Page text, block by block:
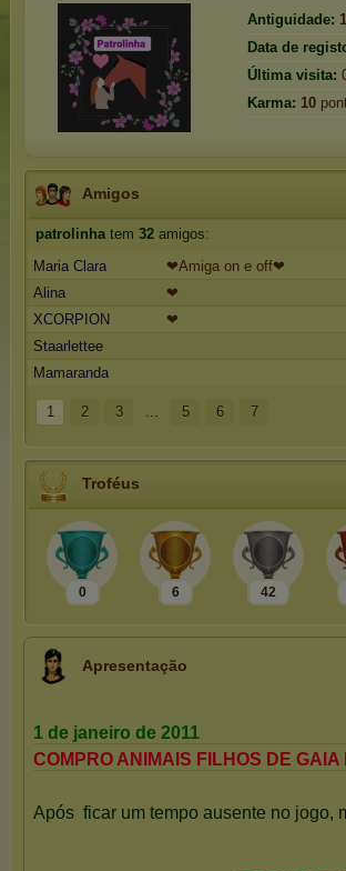
Antiguidade:
Data de
Última visita:
Karma: 10
Amigos
patrolinhatem 32 amigos:
Maria Clara
❤Amiga on e off❤
Alina
❤
XCORPION
❤
Staarlettee
Mamaranda
1 2 3 ... 5 6 7
Troféus
0 6 42
Apresentação